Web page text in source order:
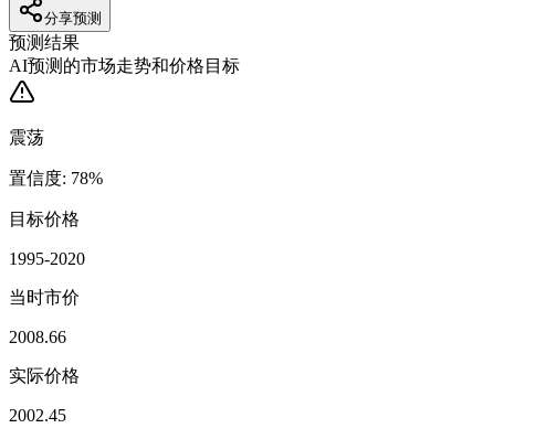
分享预测
预测结果
AI预测的市场走势和价格目标
震荡
置信度: 78%
目标价格
1995-2020
当时市价
2008.66
实际价格
2002.45